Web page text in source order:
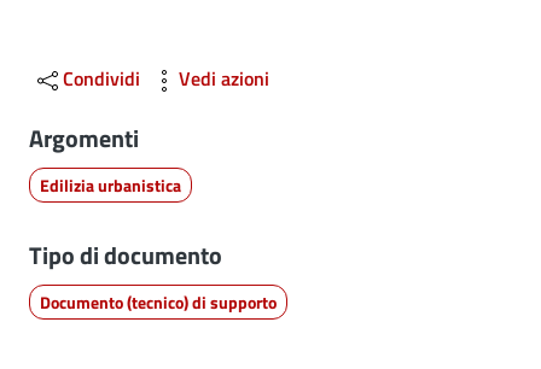
Condividi Vedi azioni
Argomenti
Edilizia urbanistica
Tipo di documento
Documento (tecnico) di supporto